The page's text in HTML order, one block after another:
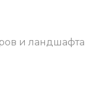
и ландшафта